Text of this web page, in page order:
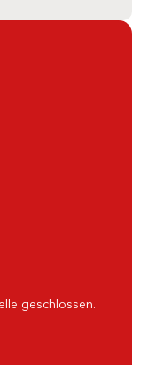
geschlossen.